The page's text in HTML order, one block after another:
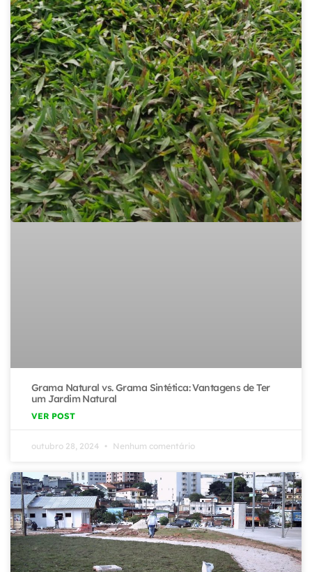
Grama Natural vs. Grama Sintética: Vantagens de Ter
um Jardim Natural
VER POST
outubro 28, 2024 Nenhum comentário